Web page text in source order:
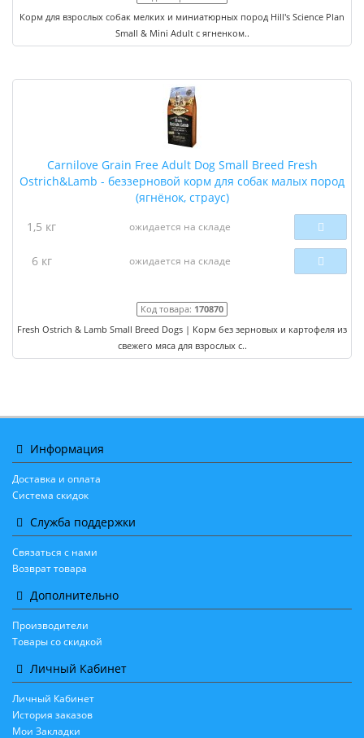
Корм для взрослых собак мелких и миниатюрных пород Hill's Science Plan
Small & Mini Adult с ягненком..
Carnilove Grain Free Adult Dog Small Breed Fresh
Ostrich&Lamb - беззерновой корм для собак малых пород
(ягнёнок, страус)
1,5 кг
ожидается на складе
6 кг ожидается на складе
Код товара: 170870
Fresh Ostrich & Lamb Small Breed Dogs | Корм без зерновых и картофеля из
свежего мяса для взрослых с..
Информация
Доставка и оплата
Система скидок
Служба поддержки
Связаться с нами
Возврат товара
Дополнительно
Производители
Товары со скидкой
Личный Кабинет
Личный Кабинет
История заказов
Мои Закладки